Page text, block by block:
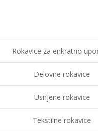
Rokavice za enkratno
Delovne rokavice
Usnjene rokavice
Tekstilne rokavice